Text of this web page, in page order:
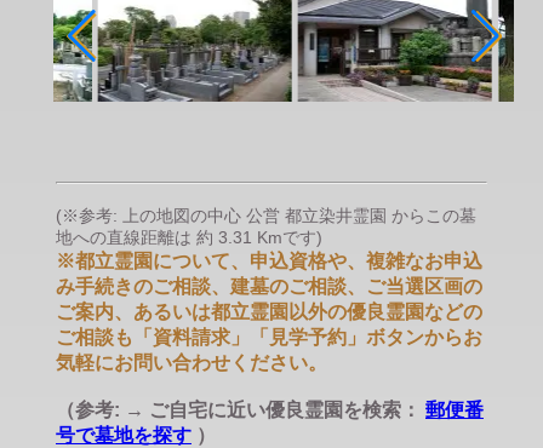
(※参考: 上の地図の中心 公営 都立染井霊園 からこの墓
地への直線距離は 約 3.31 Kmです)
※都立霊園について、申込資格や、複雑なお申込
み手続きのご相談、建墓のご相談、ご当選区画の
ご案内、あるいは都立霊園以外の優良霊園などの
ご相談も「資料請求」「見学予約」ボタンからお
気軽にお問い合わせください。
（参考: → ご自宅に近い優良霊園を検索： 郵便番
号で墓地を探す ）